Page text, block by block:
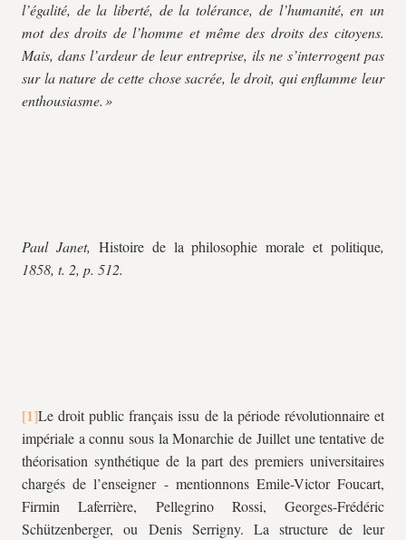
l’égalité, de la liberté, de la tolérance, de l’humanité, en un
mot des droits de l’homme et même des droits des citoyens.
Mais, dans l’ardeur de leur entreprise, ils ne s’interrogent pas
sur la nature de cette chose sacrée, le droit, qui enflamme leur
enthousiasme. »
Paul Janet, Histoire de la philosophie morale et politique,
1858, t. 2, p. 512.
Le droit public français issu de la période révolutionnaire et
impériale a connu sous la Monarchie de Juillet une tentative de
théorisation synthétique de la part des premiers universitaires
chargés de l’enseigner - mentionnons Emile-Victor Foucart,
Firmin Laferrière, Pellegrino Rossi, Georges-Frédéric
Schützenberger, ou Denis Serrigny. La structure de leur